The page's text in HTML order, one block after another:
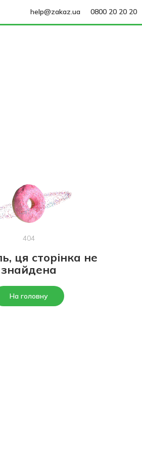
help@zakaz.ua 0800 20 20 20
404
ця сторінка не
знайдена
На головну